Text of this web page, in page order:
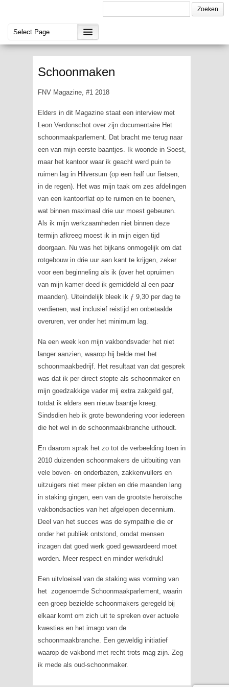
Schoonmaken
FNV Magazine, #1 2018
Elders in dit Magazine staat een interview met
Leon Verdonschot over zijn documentaire Het
schoonmaakparlement. Dat bracht me terug naar
een van mijn eerste baantjes. Ik woonde in Soest,
maar het kantoor waar ik geacht werd puin te
ruimen lag in Hilversum (op een half uur fietsen,
in de regen). Het was mijn taak om zes afdelingen
van een kantoorflat op te ruimen en te boenen,
wat binnen maximaal drie uur moest gebeuren.
Als ik mijn werkzaamheden niet binnen deze
termijn afkreeg moest ik in mijn eigen tijd
doorgaan. Nu was het bijkans onmogelijk om dat
rotgebouw in drie uur aan kant te krijgen, zeker
voor een beginneling als ik (over het opruimen
van mijn kamer deed ik gemiddeld al een paar
maanden). Uiteindelijk bleek ik ƒ 9,30 per dag te
verdienen, wat inclusief reistijd en onbetaalde
overuren, ver onder het minimum lag.
Na een week kon mijn vakbondsvader het niet
langer aanzien, waarop hij belde met het
schoonmaakbedrijf. Het resultaat van dat gesprek
was dat ik per direct stopte als schoonmaker en
mijn goedzakkige vader mij extra zakgeld gaf,
totdat ik elders een nieuw baantje kreeg.
Sindsdien heb ik grote bewondering voor iedereen
die het wel in de schoonmaakbranche uithoudt.
En daarom sprak het zo tot de verbeelding toen in
2010 duizenden schoonmakers de uitbuiting van
vele boven- en onderbazen, zakkenvullers en
uitzuigers niet meer pikten en drie maanden lang
in staking gingen, een van de grootste heroïsche
vakbondsacties van het afgelopen decennium.
Deel van het succes was de sympathie die er
onder het publiek ontstond, omdat mensen
inzagen dat goed werk goed gewaardeerd moet
worden. Meer respect en minder werkdruk!
Een uitvloeisel van de staking was vorming van
het zogenoemde Schoonmaakparlement, waarin
een groep bezielde schoonmakers geregeld bij
elkaar komt om zich uit te spreken over actuele
kwesties en het imago van de
schoonmaakbranche. Een geweldig initiatief
waarop de vakbond met recht trots mag zijn. Zeg
ik mede als oud-schoonmaker.